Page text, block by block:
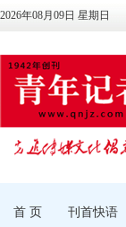
2026年08月09日 星期日
首 页 刊首快语